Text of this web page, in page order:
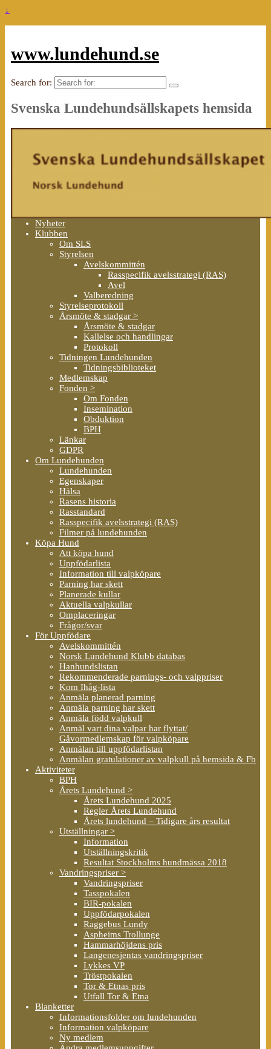
↓
www.lundehund.se
Search for:
Svenska Lundehundsällskapets hemsida
Nyheter
Klubben
Om SLS
Styrelsen
Avelskommittén
Rasspecifik avelsstrategi (RAS)
Avel
Valberedning
Styrelseprotokoll
Årsmöte & stadgar >
Årsmöte & stadgar
Kallelse och handlingar
Protokoll
Tidningen Lundehunden
Tidningsbiblioteket
Medlemskap
Fonden >
Om Fonden
Insemination
Obduktion
BPH
Länkar
GDPR
Om Lundehunden
Lundehunden
Egenskaper
Hälsa
Rasens historia
Rasstandard
Rasspecifik avelsstrategi (RAS)
Filmer på lundehunden
Köpa Hund
Att köpa hund
Uppfödarlista
Information till valpköpare
Parning har skett
Planerade kullar
Aktuella valpkullar
Omplaceringar
Frågor/svar
För Uppfödare
Avelskommittén
Norsk Lundehund Klubb databas
Hanhundslistan
Rekommenderade parnings- och valppriser
Kom Ihåg-lista
Anmäla planerad parning
Anmäla parning har skett
Anmäla född valpkull
Anmäl vart dina valpar har flyttat/
Gåvormedlemskap för valpköpare
Anmälan till uppfödarlistan
Anmälan gratulationer av valpkull på hemsida & Fb
Aktiviteter
BPH
Årets Lundehund >
Årets Lundehund 2025
Regler Årets Lundehund
Årets lundehund – Tidigare års resultat
Utställningar >
Information
Utställningskritik
Resultat Stockholms hundmässa 2018
Vandringspriser >
Vandringspriser
Tasspokalen
BIR-pokalen
Uppfödarpokalen
Raggebus Lundy
Aspheims Trollunge
Hammarhöjdens pris
Langenesjentas vandringspriser
Lykkes VP
Tröstpokalen
Tor & Etnas pris
Utfall Tor & Etna
Blanketter
Informationsfolder om lundehunden
Information valpköpare
Ny medlem